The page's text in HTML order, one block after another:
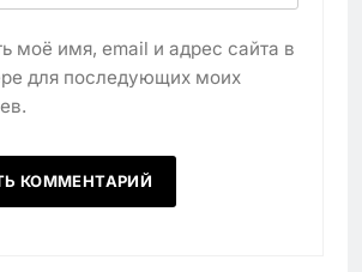
моё имя, email и адрес сайта в
для последующих моих